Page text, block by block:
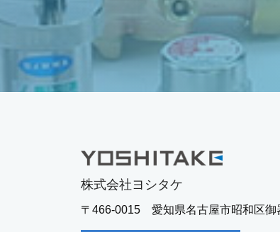
株式会社ヨシタケ
〒466-0015 愛知県名古屋市昭和区御